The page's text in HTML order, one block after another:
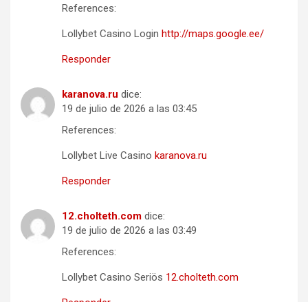
References:
Lollybet Casino Login http://maps.google.ee/
Responder
karanova.ru dice:
19 de julio de 2026 a las 03:45
References:
Lollybet Live Casino karanova.ru
Responder
12.cholteth.com dice:
19 de julio de 2026 a las 03:49
References:
Lollybet Casino Seriös 12.cholteth.com